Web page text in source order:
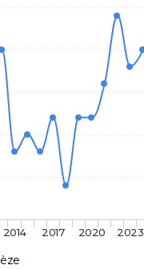
2014 2017 2020 2023